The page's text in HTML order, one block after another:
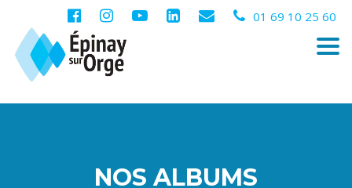
01 69 10 25 60
NOS ALBUMS